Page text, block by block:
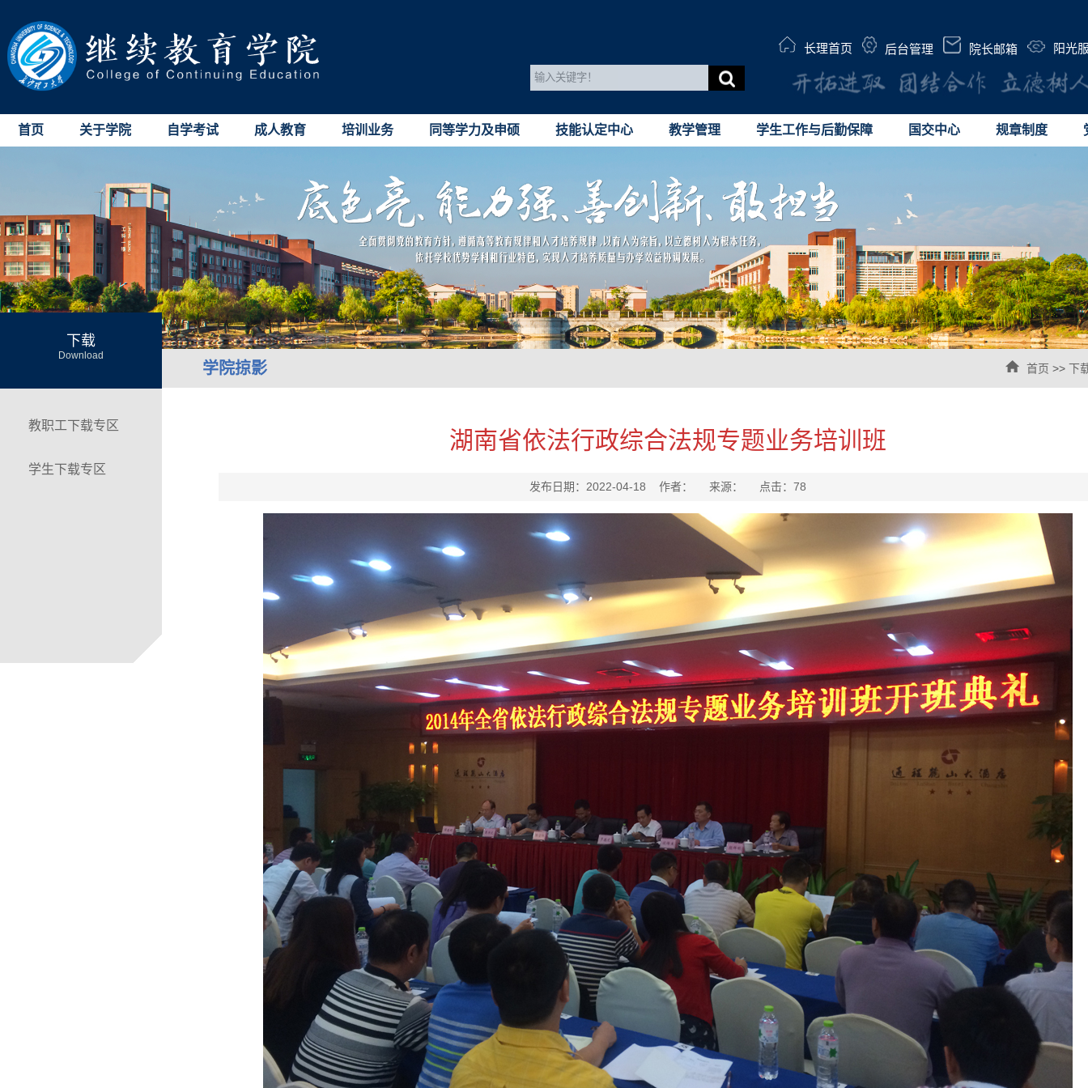
长理首页 后台管理 院长邮箱 阳光
首页 关于学院 自学考试 成人教育 培训业务 同等学力及申硕 技能认定中心 教学管理 学生工作与后勤保障 国交中心 规章制度
下载
Download
学院掠影 首页 >> 下
教职工下载专区
学生下载专区
湖南省依法行政综合法规专题业务培训班
发布日期：2022-04-18 作者： 来源： 点击： 78